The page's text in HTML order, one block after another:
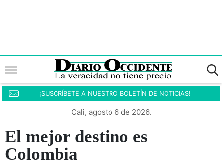
¡SUSCRÍBETE A NUESTRO BOLETÍN DE NOTICIAS!
Cali, agosto 6 de 2026.
El mejor destino es
Colombia